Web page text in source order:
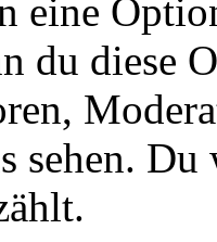
eine
du diese
sehen.